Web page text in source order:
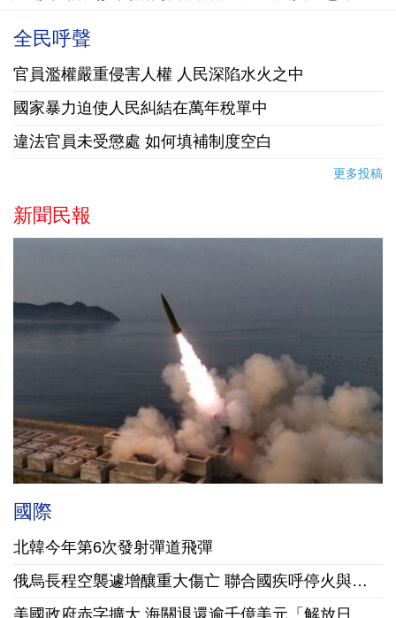
全民呼聲
官員濫權嚴重侵害人權 人民深陷水火之中
國家暴力迫使人民糾結在萬年稅單中
違法官員未受懲處 如何填補制度空白
更多投稿
新聞民報
國際
北韓今年第6次發射彈道飛彈
俄烏長程空襲遽增釀重大傷亡 聯合國疾呼停火與國際急馳援